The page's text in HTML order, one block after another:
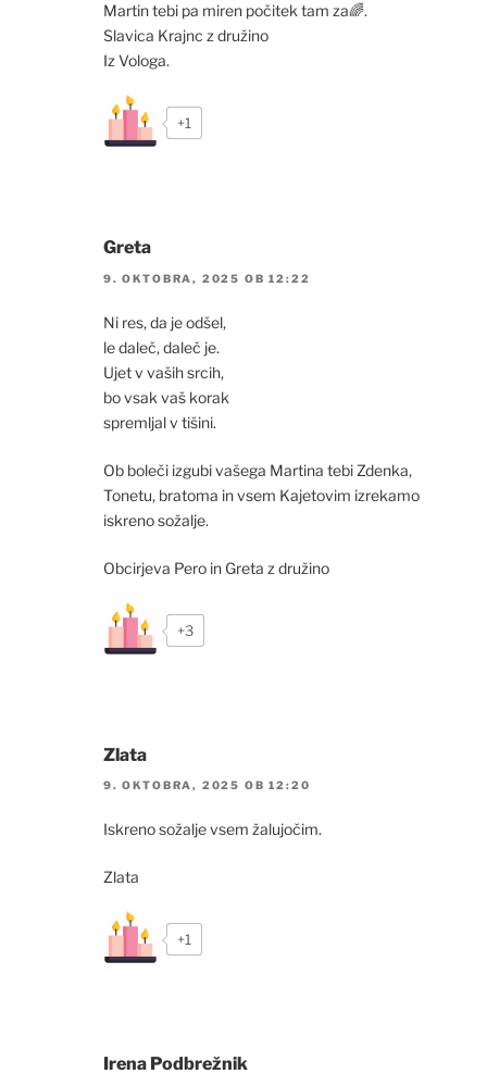
Martin tebi pa miren počitek tam za🌈.
Slavica Krajnc z družino
Iz Vologa.
+1
Greta
9. OKTOBRA, 2025 OB 12:22
Ni res, da je odšel,
le daleč, daleč je.
Ujet v vaših srcih,
bo vsak vaš korak
spremljal v tišini.
Ob boleči izgubi vašega Martina tebi Zdenka,
Tonetu, bratoma in vsem Kajetovim izrekamo
iskreno sožalje.
Obcirjeva Pero in Greta z družino
+3
Zlata
9. OKTOBRA, 2025 OB 12:20
Iskreno sožalje vsem žalujočim.
Zlata
+1
Irena Podbrežnik